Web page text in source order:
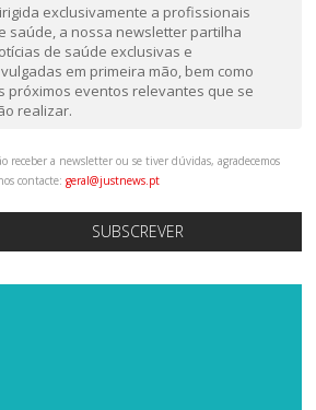
exclusivamente a profissionais
saúde, a nossa newsletter partilha
de saúde exclusivas e
em primeira mão, bem como
próximos eventos relevantes que se
realizar.
receber a newsletter ou se tiver dúvidas, agradecemos
contacte: geral@justnews.pt
SUBSCREVER